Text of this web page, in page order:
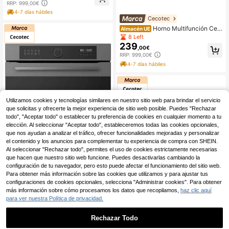
lass, 7 Funciones Incluyendo Grill y
Convección, Ahorro Energético Cla
con Steam EasyClean, y Eficiencia
en Cada Uso.
RRP: 999,00€
4-7 días hábiles
Cecotec
Almacén UE
Cecotec Horno Multifun
ción Integrable 60cm, 81L, 11 Funci
ones: Airfryer Master para fritura sal
udable y Steam Assist para cocción
con vapor, con Pizza Master y limpi
eza Steam EasyClean. Cocción 3D
319
Cecotec
Almacén UE Horno Multifunción Cec
otec Bolero Hexa M226000 Glass
Grey A, 2800W, 72L: Cocina Familia
r con 5 Posiciones de Bandejas, Ste
am Base X2 para Limpieza y Cocci
ón al Vapor, 7 Funciones Incluyen G
s para y Eficiencia Energética Clase
A
8 Left
239 ,00€
RRP: 999,00€
4-7 días hábiles
Utilizamos cookies y tecnologías similares en nuestro sitio web para brindar el servicio
que solicitas y ofrecerte la mejor experiencia de sitio web posible. Puedes "Rechazar
todo", "Aceptar todo" o establecer tu preferencia de cookies en cualquier momento a tu
elección. Al seleccionar "Aceptar todo", estableceremos todas las cookies opcionales,
que nos ayudan a analizar el tráfico, ofrecer funcionalidades mejoradas y personalizar
el contenido y los anuncios para complementar tu experiencia de compra con SHEIN.
Al seleccionar "Rechazar todo", permites el uso de cookies estrictamente necesarias
que hacen que nuestro sitio web funcione. Puedes desactivarlas cambiando la
configuración de tu navegador, pero esto puede afectar el funcionamiento del sitio web.
Para obtener más información sobre las cookies que utilizamos y para ajustar tus
configuraciones de cookies opcionales, selecciona "Administrar cookies". Para obtener
más información sobre cómo procesamos los datos que recopilamos, haz clic aquí
para ver nuestra Política de privacidad.
Rechazar Todo